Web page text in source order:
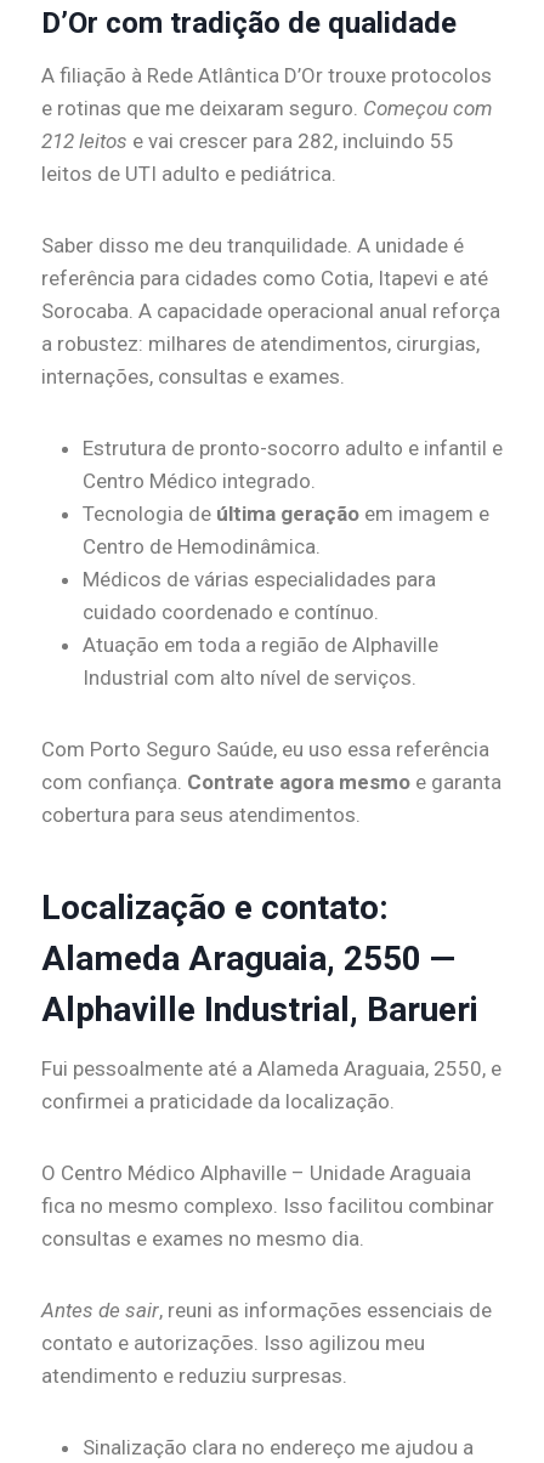
D’Or com tradição de qualidade
A filiação à Rede Atlântica D’Or trouxe protocolos
e rotinas que me deixaram seguro. Começou com
212 leitos e vai crescer para 282, incluindo 55
leitos de UTI adulto e pediátrica.
Saber disso me deu tranquilidade. A unidade é
referência para cidades como Cotia, Itapevi e até
Sorocaba. A capacidade operacional anual reforça
a robustez: milhares de atendimentos, cirurgias,
internações, consultas e exames.
Estrutura de pronto-socorro adulto e infantil e
Centro Médico integrado.
Tecnologia de última geração em imagem e
Centro de Hemodinâmica.
Médicos de várias especialidades para
cuidado coordenado e contínuo.
Atuação em toda a região de Alphaville
Industrial com alto nível de serviços.
Com Porto Seguro Saúde, eu uso essa referência
com confiança. Contrate agora mesmo e garanta
cobertura para seus atendimentos.
Localização e contato:
Alameda Araguaia, 2550 —
Alphaville Industrial, Barueri
Fui pessoalmente até a Alameda Araguaia, 2550, e
confirmei a praticidade da localização.
O Centro Médico Alphaville – Unidade Araguaia
fica no mesmo complexo. Isso facilitou combinar
consultas e exames no mesmo dia.
Antes de sair, reuni as informações essenciais de
contato e autorizações. Isso agilizou meu
atendimento e reduziu surpresas.
Sinalização clara no endereço me ajudou a